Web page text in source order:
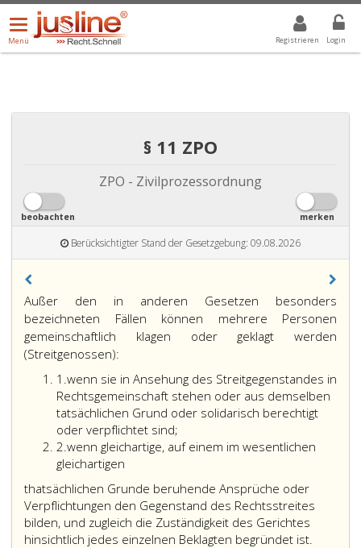
Registrieren Login
Menü
öffnen/schließen
Menü
ALLE DROPDOWN: GEWÄHLTER WERT IST ALLE
§ 11 ZPO
ZPO - Zivilprozessordnung
beobachten merken
Berücksichtigter Stand der Gesetzgebung: 09.08.2026
Außer den in anderen Gesetzen besonders
bezeichneten Fällen können mehrere Personen
gemeinschaftlich klagen oder geklagt werden
(Streitgenossen):
1.Ziffer
eins
wenn sie in Ansehung des Streitgegenstandes in
Rechtsgemeinschaft stehen oder aus demselben
tatsächlichen Grund oder solidarisch berechtigt
oder verpflichtet sind;
2.Ziffer
2
wenn gleichartige, auf einem im wesentlichen
gleichartigen
thatsächlichen Grunde beruhende Ansprüche oder
Verpflichtungen den Gegenstand des Rechtsstreites
bilden, und zugleich die Zuständigkeit des Gerichtes
hinsichtlich jedes einzelnen Beklagten begründet ist.